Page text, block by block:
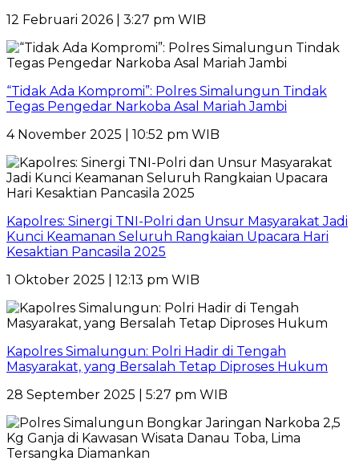
12 Februari 2026 | 3:27 pm WIB
“Tidak Ada Kompromi”: Polres Simalungun Tindak
Tegas Pengedar Narkoba Asal Mariah Jambi
4 November 2025 | 10:52 pm WIB
Kapolres: Sinergi TNI-Polri dan Unsur Masyarakat Jadi
Kunci Keamanan Seluruh Rangkaian Upacara Hari
Kesaktian Pancasila 2025
1 Oktober 2025 | 12:13 pm WIB
Kapolres Simalungun: Polri Hadir di Tengah
Masyarakat, yang Bersalah Tetap Diproses Hukum
28 September 2025 | 5:27 pm WIB